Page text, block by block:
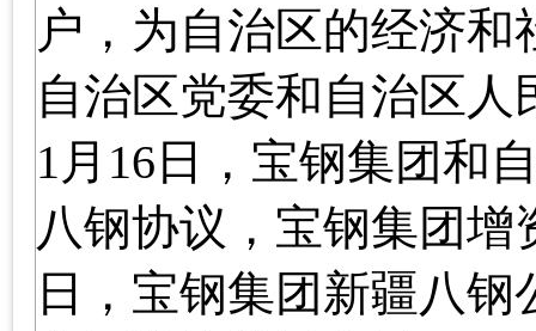
户，为自治区的经济
自治区党委和自治区
1月 16 日
，宝钢集团和
八钢协议，宝钢集团增
日
，宝钢集团新疆八